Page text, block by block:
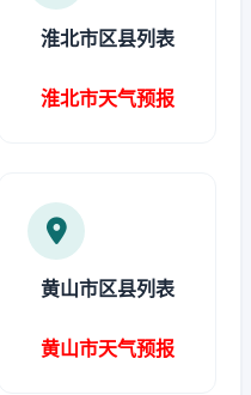
淮北市区县列表
淮北市天气预报
黄山市区县列表
黄山市天气预报